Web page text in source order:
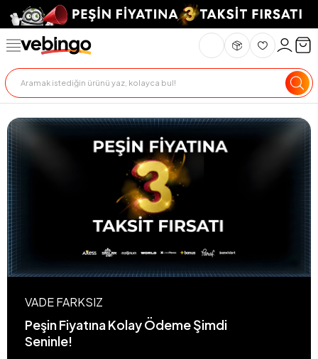
VADE FARKSIZ
Peşin Fiyatına Kolay Ödeme Şimdi
Seninle!